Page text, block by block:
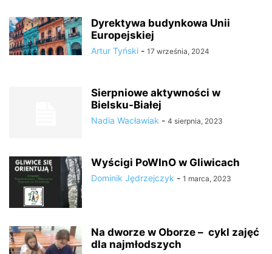
Dyrektywa budynkowa Unii
Europejskiej
Artur Tyński - 17 września, 2024
Sierpniowe aktywności w
Bielsku-Białej
Nadia Wacławiak - 4 sierpnia, 2023
Wyścigi PoWInO w Gliwicach
Dominik Jędrzejczyk - 1 marca, 2023
Na dworze w Oborze – cykl zajęć
dla najmłodszych